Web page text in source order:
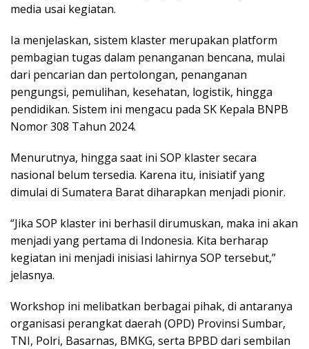
media usai kegiatan.
Ia menjelaskan, sistem klaster merupakan platform
pembagian tugas dalam penanganan bencana, mulai
dari pencarian dan pertolongan, penanganan
pengungsi, pemulihan, kesehatan, logistik, hingga
pendidikan. Sistem ini mengacu pada SK Kepala BNPB
Nomor 308 Tahun 2024.
Menurutnya, hingga saat ini SOP klaster secara
nasional belum tersedia. Karena itu, inisiatif yang
dimulai di Sumatera Barat diharapkan menjadi pionir.
“Jika SOP klaster ini berhasil dirumuskan, maka ini akan
menjadi yang pertama di Indonesia. Kita berharap
kegiatan ini menjadi inisiasi lahirnya SOP tersebut,”
jelasnya.
Workshop ini melibatkan berbagai pihak, di antaranya
organisasi perangkat daerah (OPD) Provinsi Sumbar,
TNI, Polri, Basarnas, BMKG, serta BPBD dari sembilan